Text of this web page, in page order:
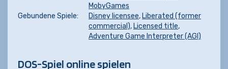
MobyGames
Gebundene Spiele:
Disney licensee, Liberated (former
commercial), Licensed title,
Adventure Game Interpreter (AGI)
DOS-Spiel online spielen